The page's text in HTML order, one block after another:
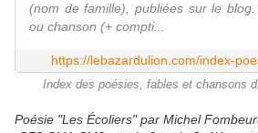
(nom de famille), publiées sur le
ou chanson (+ compti...
https://lebazardulion.com/index-
Index des poésies, fables et chansons
Poésie "Les Écoliers" par Michel